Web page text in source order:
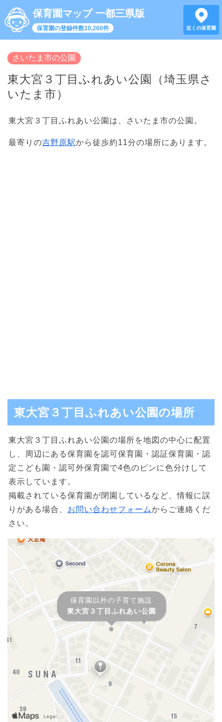
保育園マップ 一都三県版
保育園の登録件数10,260件 近くの保育園
さいたま市の公園
東大宮３丁目ふれあい公園（埼玉県さ
いたま市）
東大宮３丁目ふれあい公園は、さいたま市の公園。
最寄りの吉野原駅から徒歩約11分の場所にあります。
東大宮３丁目ふれあい公園の場所
東大宮３丁目ふれあい公園の場所を地図の中心に配置
し、周辺にある保育園を認可保育園・認証保育園・認
定こども園・認可外保育園で4色のピンに色分けして
表示しています。
掲載されている保育園が閉園しているなど、情報に誤
りがある場合、 お問い合わせフォームからご連絡くだ
さい。
保育園以外の子育て施設
東大宮３丁目ふれあい公園